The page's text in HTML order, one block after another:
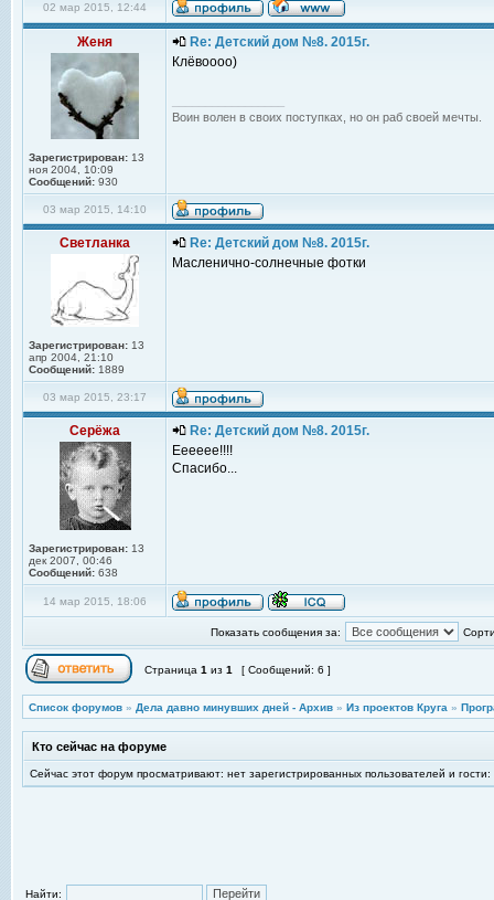
02 мар 2015, 12:44
Женя
Зарегистрирован: 13
ноя 2004, 10:09
Сообщений: 930
Re: Детский дом №8. 2015г.
Клёвоооо)
Воин волен в своих поступках, но он раб своей мечты.
03 мар 2015, 14:10
Светланка
Зарегистрирован: 13
апр 2004, 21:10
Сообщений: 1889
Re: Детский дом №8. 2015г.
Масленично-солнечные фотки
03 мар 2015, 23:17
Серёжа
Зарегистрирован: 13
дек 2007, 00:46
Сообщений: 638
Re: Детский дом №8. 2015г.
Ееееее!!!!
Спасибо...
14 мар 2015, 18:06
Показать сообщения за:
Страница 1 из 1 [ Сообщений: 6 ]
Список форумов » Дела давно минувших дней - Архив » Из проектов Круга »
Кто сейчас на форуме
Сейчас этот форум просматривают: нет зарегистрированных пользователей и гости:
Найти: